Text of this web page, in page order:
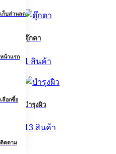
เก็บส่วนลด
หน้าแรก
เลือกซื้อ
ติดตาม
ตุ๊กตา
1 สินค้า
บำรุงผิว
13 สินค้า